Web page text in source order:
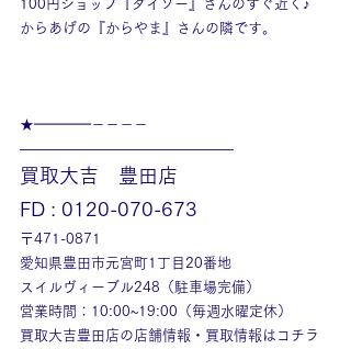
100円ショップ『ダイソー』さんのすぐ近く♪
からあげの『からやま』さんの隣です。
★━━━━－－－－
———————————————
買取大吉　豊田店
FD : 0120-070-673
〒471-0871
愛知県豊田市元宮町1丁目20番地
スイルヴィーブル248（駐車場完備）
営業時間：10:00~19:00（毎週水曜定休）
買取大吉豊田店の店舗情報・買取情報はコチラ